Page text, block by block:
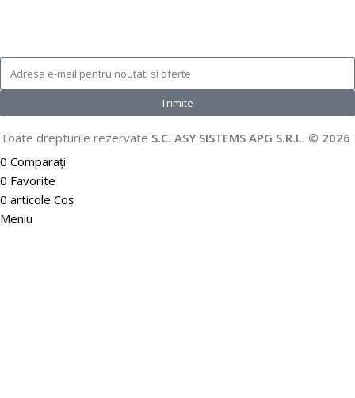
Trimite
Toate drepturile rezervate S.C. ASY SISTEMS APG S.R.L. © 2026
0 Comparați
0 Favorite
0 articole Coș
Meniu